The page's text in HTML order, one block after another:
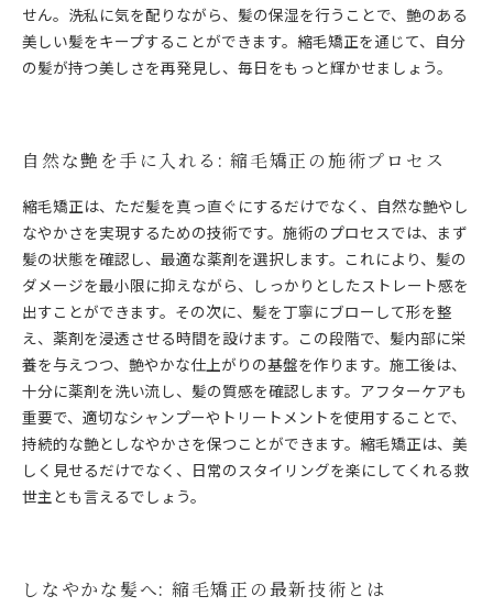
せん。洗私に気を配りながら、髪の保湿を行うことで、艶のある
美しい髪をキープすることができます。縮毛矯正を通じて、自分
の髪が持つ美しさを再発見し、毎日をもっと輝かせましょう。
自然な艶を手に入れる: 縮毛矯正の施術プロセス
縮毛矯正は、ただ髪を真っ直ぐにするだけでなく、自然な艶やし
なやかさを実現するための技術です。施術のプロセスでは、まず
髪の状態を確認し、最適な薬剤を選択します。これにより、髪の
ダメージを最小限に抑えながら、しっかりとしたストレート感を
出すことができます。その次に、髪を丁寧にブローして形を整
え、薬剤を浸透させる時間を設けます。この段階で、髪内部に栄
養を与えつつ、艶やかな仕上がりの基盤を作ります。施工後は、
十分に薬剤を洗い流し、髪の質感を確認します。アフターケアも
重要で、適切なシャンプーやトリートメントを使用することで、
持続的な艶としなやかさを保つことができます。縮毛矯正は、美
しく見せるだけでなく、日常のスタイリングを楽にしてくれる救
世主とも言えるでしょう。
しなやかな髪へ: 縮毛矯正の最新技術とは